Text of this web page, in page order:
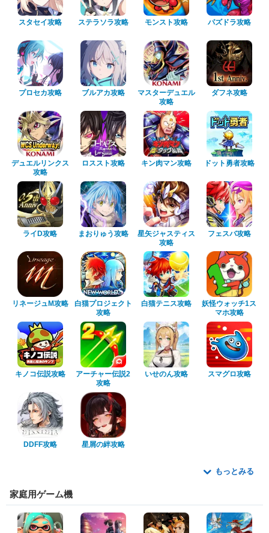
スタセイ攻略 ステラソラ攻略 モンスト攻略 パズドラ攻略
プロセカ攻略 ブルアカ攻略
マスターデュエル
攻略
ダフネ攻略
デュエルリンクス
攻略
ロススト攻略 キン肉マン攻略 ドット勇者攻略
ライD攻略 まおりゅう攻略
星矢ジャスティス
攻略
フェスバ攻略
リネージュM攻略
白猫プロジェクト
攻略
白猫テニス攻略
妖怪ウォッチ1ス
マホ攻略
キノコ伝説攻略
アーチャー伝説2
攻略
いせのん攻略 スマグロ攻略
DDFF攻略 星屑の絆攻略
もっとみる
家庭用ゲーム機